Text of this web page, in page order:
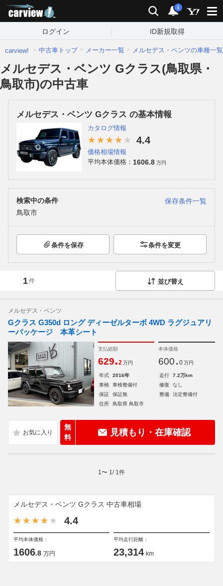
検索 通知
i
ログイン ID新規取得
carview! 中古車トップ メーカー一覧 メルセデス・ベンツの車種一覧
メルセデス・ベンツ Gクラス(鳥取県・
鳥取市)の中古車
メルセデス・ベンツ Gクラス の基本情報
カタログ情報
4.4
価格相場情報
平均本体価格： 1606.8 万円
検索中の条件
保存条件一覧
鳥取市
条件を保存 条件を変更
1件 並び替え
メルセデス・ベンツ
Gクラス G350d ロング ディーゼルターボ 4WD ラグジュアリ
ーパッケージ 本革シート
支払総額
629.2 万円
本体価格
600. 0 万円
年式 2016年 走行
7.2万km
車検
車検整備付 修復
なし
保証
保証無 整備
法定整備付
住所
鳥取県 鳥取市
無
料
見積もり・在庫確認
1 〜 1 / 1 件
メルセデス・ベンツ Gクラス 中古車相場
4.4
平均本体価格：
1606.8 万円
平均走行距離：
23,314 km